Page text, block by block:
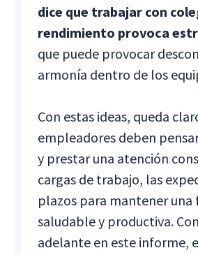
dice que trabajar con
rendimiento provoca
que puede provocar
armonía dentro de los
Con estas ideas, queda
empleadores deben
y prestar una atención
cargas de trabajo, las
plazos para mantener
saludable y productiva.
adelante en este informe,